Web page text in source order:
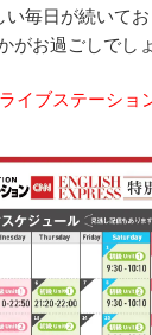
毎日が続いてお
がお過ごしでし
イブステーショ